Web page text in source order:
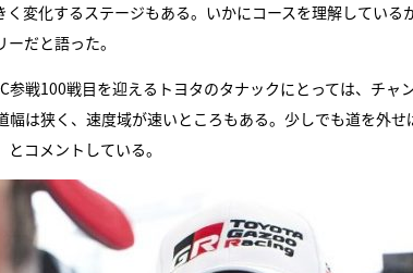
変化するステージもある。いかにコースを理解してい
だと語った。
参戦100戦目を迎えるトヨタのタナックにとっては、チャ
は狭く、速度域が速いところもある。少しでも道を外
コメントしている。